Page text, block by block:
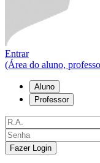
Entrar
(Área do aluno,
Aluno
Professor
Fazer Login